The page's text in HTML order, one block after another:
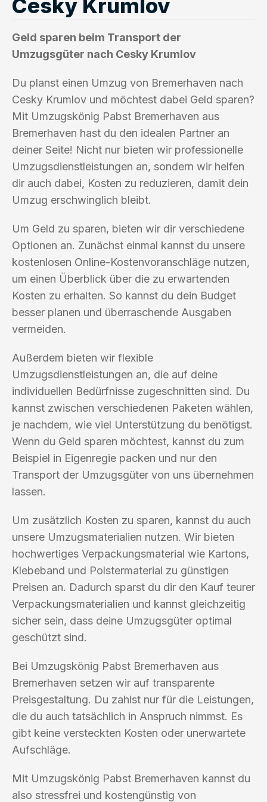
Cesky Krumlov
Geld sparen beim Transport der
Umzugsgüter nach Cesky Krumlov
Du planst einen Umzug von Bremerhaven nach
Cesky Krumlov und möchtest dabei Geld sparen?
Mit Umzugskönig Pabst Bremerhaven aus
Bremerhaven hast du den idealen Partner an
deiner Seite! Nicht nur bieten wir professionelle
Umzugsdienstleistungen an, sondern wir helfen
dir auch dabei, Kosten zu reduzieren, damit dein
Umzug erschwinglich bleibt.
Um Geld zu sparen, bieten wir dir verschiedene
Optionen an. Zunächst einmal kannst du unsere
kostenlosen Online-Kostenvoranschläge nutzen,
um einen Überblick über die zu erwartenden
Kosten zu erhalten. So kannst du dein Budget
besser planen und überraschende Ausgaben
vermeiden.
Außerdem bieten wir flexible
Umzugsdienstleistungen an, die auf deine
individuellen Bedürfnisse zugeschnitten sind. Du
kannst zwischen verschiedenen Paketen wählen,
je nachdem, wie viel Unterstützung du benötigst.
Wenn du Geld sparen möchtest, kannst du zum
Beispiel in Eigenregie packen und nur den
Transport der Umzugsgüter von uns übernehmen
lassen.
Um zusätzlich Kosten zu sparen, kannst du auch
unsere Umzugsmaterialien nutzen. Wir bieten
hochwertiges Verpackungsmaterial wie Kartons,
Klebeband und Polstermaterial zu günstigen
Preisen an. Dadurch sparst du dir den Kauf teurer
Verpackungsmaterialien und kannst gleichzeitig
sicher sein, dass deine Umzugsgüter optimal
geschützt sind.
Bei Umzugskönig Pabst Bremerhaven aus
Bremerhaven setzen wir auf transparente
Preisgestaltung. Du zahlst nur für die Leistungen,
die du auch tatsächlich in Anspruch nimmst. Es
gibt keine versteckten Kosten oder unerwartete
Aufschläge.
Mit Umzugskönig Pabst Bremerhaven kannst du
also stressfrei und kostengünstig von